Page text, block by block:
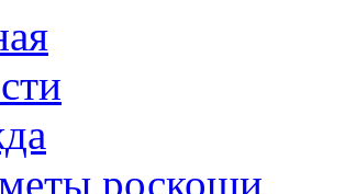
роскоши